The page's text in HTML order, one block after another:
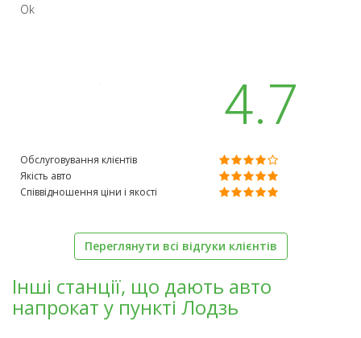
Ok
4.7
Обслуговування клієнтів
Якість авто
Співвідношення ціни і якості
Переглянути всі відгуки клієнтів
Інші станції, що дають авто
напрокат у пункті Лодзь